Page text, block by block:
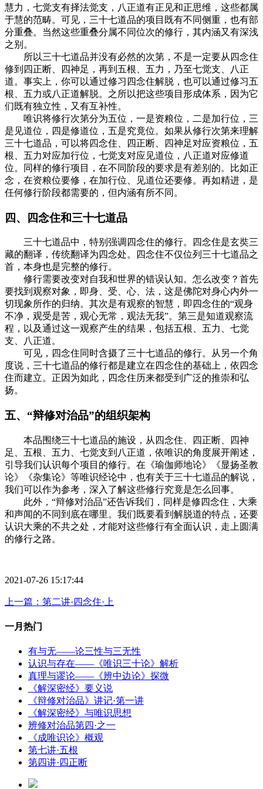
慧力，七觉支有择法觉支，八正道有正见和正思维，这些都属
于慧的范畴。可见，三十七道品的项目既有不同侧重，也有部
分重叠。当然这些重叠分属不同位次的修行，其内涵又有深浅
之别。
所以三十七道品并没有必然的次第，不是一定要从四念住
修到四正断、四神足，再到五根、五力，乃至七觉支、八正
道。事实上，你可以通过修习四念住解脱，也可以通过修习五
根、五力或八正道解脱。之所以把这些项目形成体系，因为它
们既有独立性，又有互补性。
唯识将修行次第分为五位，一是资粮位，二是加行位，三
是见道位，四是修道位，五是究竟位。如果从修行次第来理解
三十七道品，可以将四念住、四正断、四神足对应资粮位，五
根、五力对应加行位，七觉支对应见道位，八正道对应修道
位。同样的修行项目，在不同阶段的要求是有差别的。比如正
念，在资粮位要修，在加行位、见道位还要修。再如精进，是
任何修行阶段都需要的，但内涵有所不同。
四、四念住和三十七道品
三十七道品中，特别强调四念住的修行。四念住是玄奘三
藏的翻译，传统翻译为四念处。四念住不仅位列三十七道品之
首，本身也是完整的修行。
修行需要改变对自我和世界的错误认知。怎么改变？首先
要找到观察对象，即身、受、心、法，这是佛陀对身心内外一
切现象所作的归纳。其次是有观察的智慧，即四念住的“观身
不净，观受是苦，观心无常，观法无我”。第三是知道观察流
程，以及通过这一观察产生的结果，包括五根、五力、七觉
支、八正道。
可见，四念住同时含摄了三十七道品的修行。从另一个角
度说，三十七道品的修行都是建立在四念住的基础上，依四念
住而建立。正因为如此，四念住历来都受到广泛的推崇和弘
扬。
五、“辩修对治品”的组织架构
本品围绕三十七道品的施设，从四念住、四正断、四神
足、五根、五力、七觉支到八正道，依唯识的角度展开阐述，
引导我们认识每个项目的修行。在《瑜伽师地论》《显扬圣教
论》《杂集论》等唯识经论中，也有关于三十七道品的解说，
我们可以作为参考，深入了解这些修行究竟是怎么回事。
此外，“辩修对治品”还告诉我们，同样是修四念住，大乘
和声闻的不同到底在哪里。我们既要看到解脱道的特点，还要
认识大乘的不共之处，才能对这些修行有全面认识，走上圆满
的修行之路。
2021-07-26 15:17:44
上一篇：第二讲·四念住·上
一月热门
有与无——论三性与三无性
认识与存在——《唯识三十论》解析
真理与谬论——《辨中边论》探微
《解深密经》要义说
《辩修对治品》讲记·第一讲
《解深密经》与唯识思想
辨修对治品第四·之一
《成唯识论》概观
第七讲·五根
第四讲·四正断